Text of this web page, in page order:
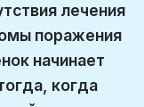
лечения
поражения
начинает
когда